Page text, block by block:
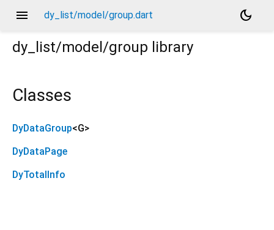
menu dy_list/model/group.dart
dark_mode
dy_list/model/group library
Classes
DyDataGroup<G>
DyDataPage
DyTotalInfo